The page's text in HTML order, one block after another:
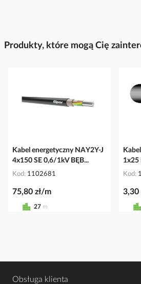
Produkty, które mogą Cię
Kabel energetyczny NAY2Y-J
4x150 SE 0,6/1kV BĘB...
Kod 1102681
75,80 zł/m
27 m
1x25
Kod
3,30
Obsługa klienta